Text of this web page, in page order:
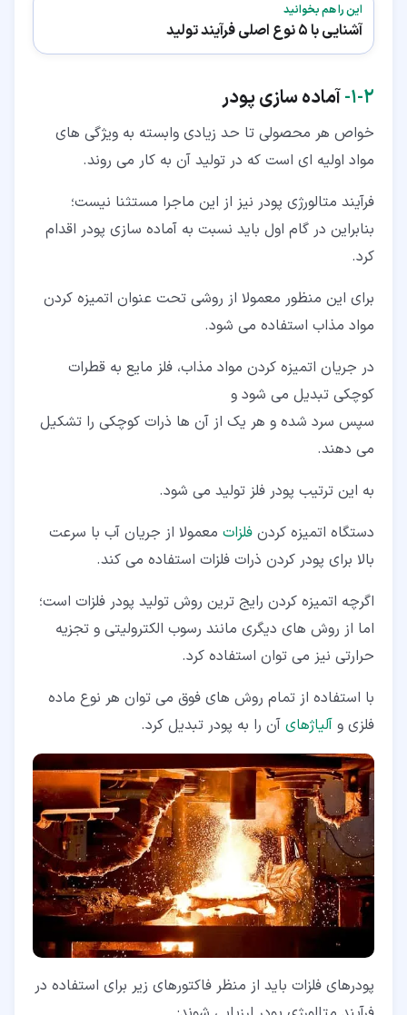
این را هم بخوانید
آشنایی با 5 نوع اصلی فرآیند تولید
۲‏-‏۱‏- آماده سازی پودر
خواص هر محصولی تا حد زیادی وابسته به ویژگی های
مواد اولیه ای است که در تولید آن به کار می روند.
فرآیند متالورژی پودر نیز از این ماجرا مستثنا نیست؛
بنابراین در گام اول باید نسبت به آماده سازی پودر اقدام
کرد.
برای این منظور معمولا از روشی تحت عنوان اتمیزه کردن
مواد مذاب استفاده می شود.
در جریان اتمیزه کردن مواد مذاب، فلز مایع به قطرات
کوچکی تبدیل می شود و
سپس سرد شده و هر یک از آن ها ذرات کوچکی را تشکیل
می دهند.
به این ترتیب پودر فلز تولید می شود.
دستگاه اتمیزه کردن فلزات معمولا از جریان آب با سرعت
بالا برای پودر کردن ذرات فلزات استفاده می کند.
اگرچه اتمیزه کردن رایج ترین روش تولید پودر فلزات است؛
اما از روش های دیگری مانند رسوب الکترولیتی و تجزیه
حرارتی نیز می توان استفاده کرد.
با استفاده از تمام روش های فوق می توان هر نوع ماده
فلزی و آلیاژهای آن را به پودر تبدیل کرد.
پودرهای فلزات باید از منظر فاکتورهای زیر برای استفاده در